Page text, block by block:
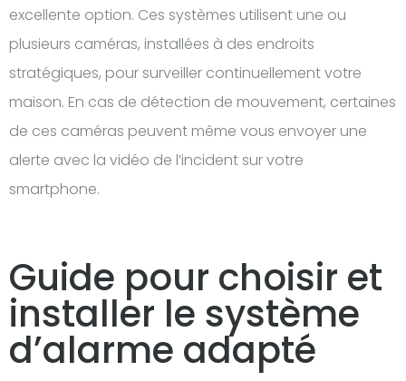
excellente option. Ces systèmes utilisent une ou
plusieurs caméras, installées à des endroits
stratégiques, pour surveiller continuellement votre
maison. En cas de détection de mouvement, certaines
de ces caméras peuvent même vous envoyer une
alerte avec la vidéo de l’incident sur votre
smartphone.
Guide pour choisir et
installer le système
d’alarme adapté